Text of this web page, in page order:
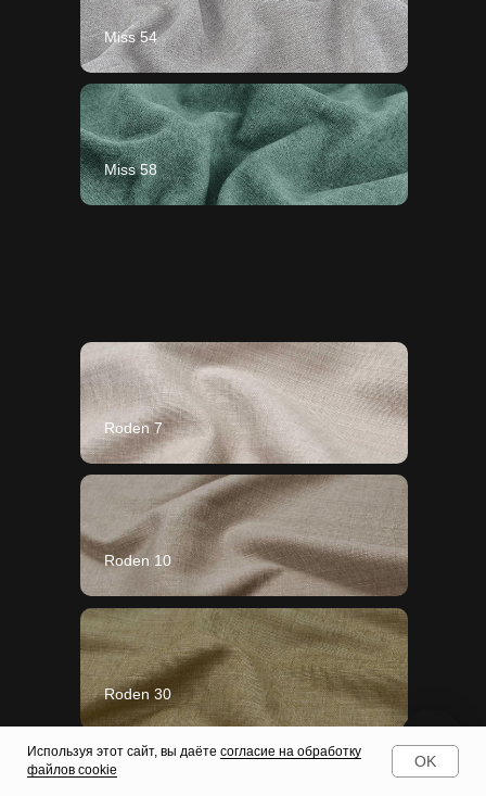
Miss 54
Miss 58
Roden 7
Roden 10
Roden 30
Используя этот сайт, вы даёте согласие на обработку
файлов cookie
OK